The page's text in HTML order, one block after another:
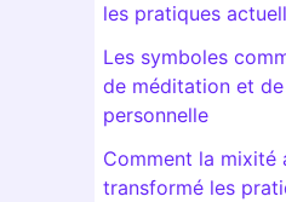
les pratiques
Les symboles
de méditation et
personnelle
Comment la mixité
transformé les